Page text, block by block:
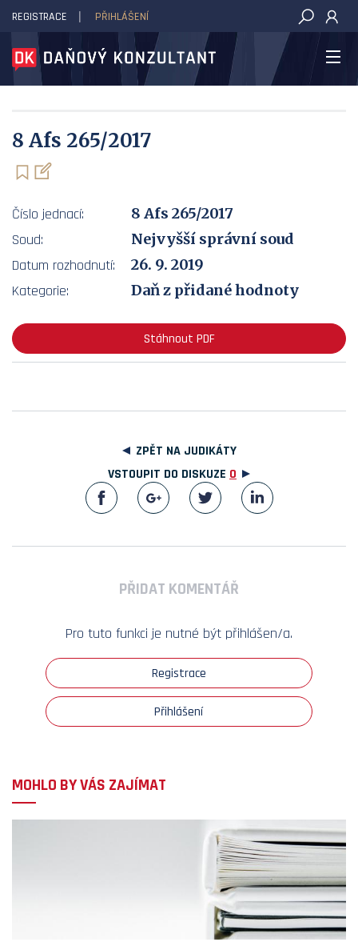
DAŇOVÝ KONZULTANT
REGISTRACE PŘIHLÁŠENÍ
8 Afs 265/2017
Číslo jednací:
8 Afs 265/2017
Soud:
Nejvyšší správní soud
Datum rozhodnutí:
26. 9. 2019
Kategorie:
Daň z přidané hodnoty
Stáhnout PDF
ZPĚT NA JUDIKÁTY
VSTOUPIT DO DISKUZE 0
PŘIDAT KOMENTÁŘ
Pro tuto funkci je nutné být přihlášen/a.
Registrace
Přihlášení
MOHLO BY VÁS ZAJÍMAT